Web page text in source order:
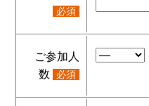
客様の個人情報を利用させ
・ご提供するサービスに関
グ等の送付を行うため
・サービスご提供前のお問
必須
ご参加人
数
必須